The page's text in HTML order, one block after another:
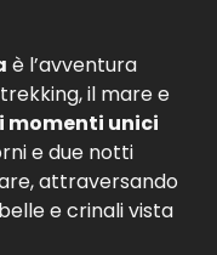
è l’avventura
il mare e
momenti unici
e due notti
attraversando
e crinali vista